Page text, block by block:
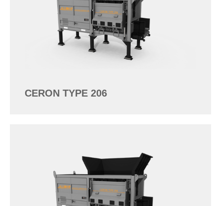
CERON TYPE 206